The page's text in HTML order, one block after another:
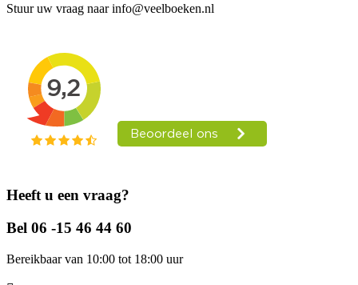
Stuur uw vraag naar info@veelboeken.nl
Heeft u een vraag?
Bel 06 -15 46 44 60
Bereikbaar van 10:00 tot 18:00 uur